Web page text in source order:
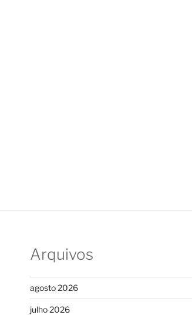
Arquivos
agosto 2026
julho 2026